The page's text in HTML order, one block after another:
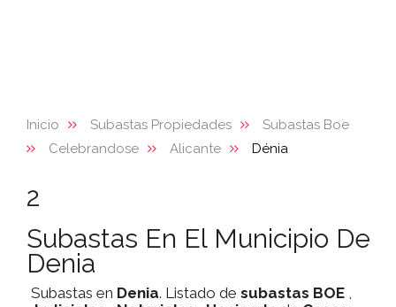
Inicio Subastas Propiedades
Subastas Boe
Celebrandose
Alicante Dénia
2
Subastas En El Municipio De
Denia
Subastas en Denia. Listado de subastas BOE ,